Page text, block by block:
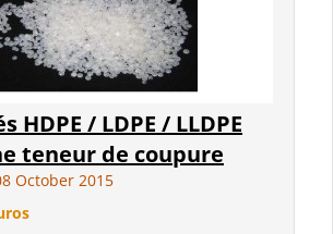
HDPE / LDPE / LLDPE
teneur de coupure
October 2015